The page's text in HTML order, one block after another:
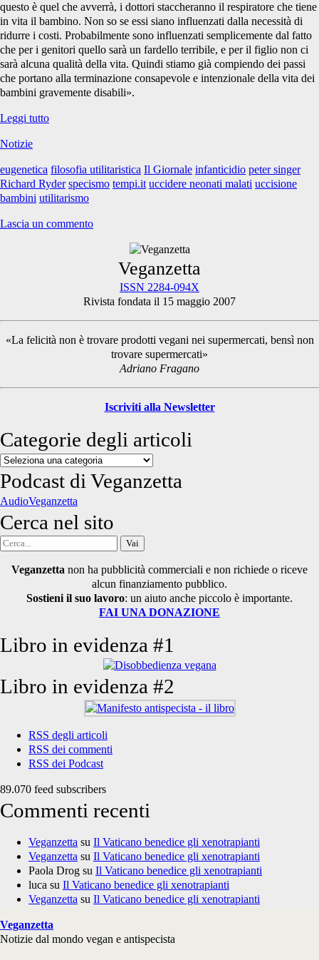
questo è quel che avverrà, i dottori staccheranno il respiratore che tiene
in vita il bambino. Non so se essi siano influenzati dalla necessità di
ridurre i costi. Probabilmente sono influenzati semplicemente dal fatto
che per i genitori quello sarà un fardello terribile, e per il figlio non ci
sarà alcuna qualità della vita. Quindi stiamo già compiendo dei passi
che portano alla terminazione consapevole e intenzionale della vita dei
bambini gravemente disabili».
Leggi tuttoLe
su
Peter
Singer
Notizie
eugenetica filosofia utilitaristica Il Giornale infanticidio peter singer
Richard Ryder specismo tempi.it uccidere neonati malati uccisione
bambini utilitarismo
Lascia un commento
Sidebar
Veganzetta
ISSN 2284-094X
Rivista fondata il 15 maggio 2007
«La felicità non è trovare prodotti vegani nei supermercati, bensì non
trovare supermercati»
Adriano Fragano
Iscriviti alla Newsletter
Categorie degli articoli
Categorie
degli
articoli
Podcast di Veganzetta
AudioVeganzetta
Cerca nel sito
Cerca
Veganzetta non ha pubblicità commerciali e non richiede o riceve
alcun finanziamento pubblico.
Sostieni il suo lavoro: un aiuto anche piccolo è importante.
FAI UNA DONAZIONE
Libro in evidenza #1
Libro in evidenza #2
RSS degli articoli
RSS dei commenti
RSS dei Podcast
89.070 feed subscribers
Commenti recenti
Veganzetta su Il Vaticano benedice gli xenotrapianti
Veganzetta su Il Vaticano benedice gli xenotrapianti
Paola Drog su Il Vaticano benedice gli xenotrapianti
luca su Il Vaticano benedice gli xenotrapianti
Veganzetta su Il Vaticano benedice gli xenotrapianti
Veganzetta
Notizie dal mondo vegan e antispecista